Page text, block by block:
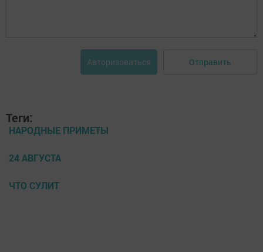
Авторизоваться Отправить
Теги:
НАРОДНЫЕ ПРИМЕТЫ
24 АВГУСТА
ЧТО СУЛИТ